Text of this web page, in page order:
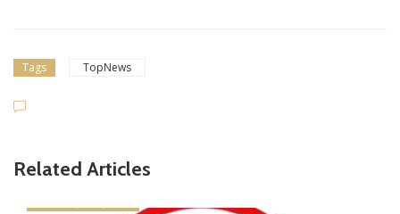
Tags TopNews
Related Articles